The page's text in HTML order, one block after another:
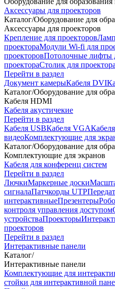
Аксессуары для проекторов
Каталог/Оборудование для
Аксессуары для проекторов
Крепление для проекторов
проектораМодули Wi-fi для
проекторовПотолочные лифты
проектораСтолик для проектора
Перейти в раздел
Документ камерыКабеля DVI
Каталог/Оборудование для
Кабеля HDMI
Кабеля акустичекие
Перейти в раздел
Кабеля USBКабеля VGA
видеоКомплектующие для
Каталог/Оборудование для
Комплектующие для экранов
Кабеля для конференц систем
Перейти в раздел
ЛючкиМаркерные доски
сигналаПатчкорды UTP
интерактивныеПрезентеры
контроля управления доступом
устройстваПроекторы
проекторов
Перейти в раздел
Интерактивные панели
Каталог/
Интерактивные панели
Комплектующие для
стойки для интерактивной